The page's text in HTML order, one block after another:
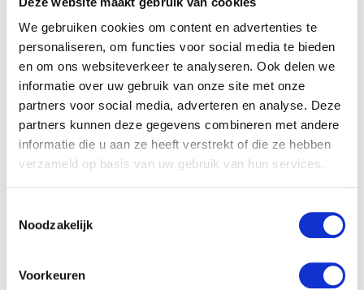
We gebruiken cookies om content en advertenties te
personaliseren, om functies voor social media te bieden
en om ons websiteverkeer te analyseren. Ook delen we
informatie over uw gebruik van onze site met onze
partners voor social media, adverteren en analyse. Deze
partners kunnen deze gegevens combineren met andere
informatie die u aan ze heeft verstrekt of die ze hebben
verzameld op basis van uw gebruik van hun services.
Noodzakelijk
Voorkeuren
SALE BIJ PRÉNATAL: SHOP NU
WAAROM COMFORT
BELANGRIJKER WORDT NA JE
5X TIPS OM ALS KERSVERSE
OUDER TE GENIETEN VAN EEN